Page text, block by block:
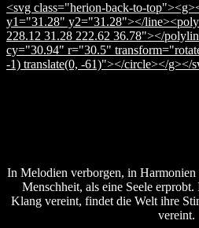
<svg class="herion-back-to-
y1="31.28" y2="31.28"></
228.12 31.28 222.62 36.78"></
cy="30.94" r="30.5"
-1) translate(0, -61)"></circle></g></
In Melodien verborgen, in Harmonien
Menschheit, als eine Seele
Klang vereint, findet die Welt ihre
vereint.